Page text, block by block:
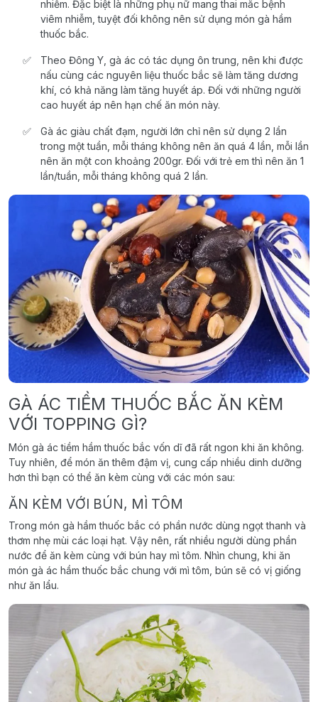
nhiễm. Đặc biệt là những phụ nữ mang thai mắc bệnh
viêm nhiễm, tuyệt đối không nên sử dụng món gà hầm
thuốc bắc.
Theo Đông Y, gà ác có tác dụng ôn trung, nên khi được
nấu cùng các nguyên liệu thuốc bắc sẽ làm tăng dương
khí, có khả năng làm tăng huyết áp. Đối với những người
cao huyết áp nên hạn chế ăn món này.
Gà ác giàu chất đạm, người lớn chỉ nên sử dụng 2 lần
trong một tuần, mỗi tháng không nên ăn quá 4 lần, mỗi lần
nên ăn một con khoảng 200gr. Đối với trẻ em thì nên ăn 1
lần/tuần, mỗi tháng không quá 2 lần.
GÀ ÁC TIỀM THUỐC BẮC ĂN KÈM
VỚI TOPPING GÌ?
Món gà ác tiềm hầm thuốc bắc vốn dĩ đã rất ngon khi ăn không.
Tuy nhiên, để món ăn thêm đậm vị, cung cấp nhiều dinh dưỡng
hơn thì bạn có thể ăn kèm cùng với các món sau:
ĂN KÈM VỚI BÚN, MÌ TÔM
Trong món gà hầm thuốc bắc có phần nước dùng ngọt thanh và
thơm nhẹ mùi các loại hạt. Vậy nên, rất nhiều người dùng phần
nước để ăn kèm cùng với bún hay mì tôm. Nhìn chung, khi ăn
món gà ác hầm thuốc bắc chung với mì tôm, bún sẽ có vị giống
như ăn lẩu.